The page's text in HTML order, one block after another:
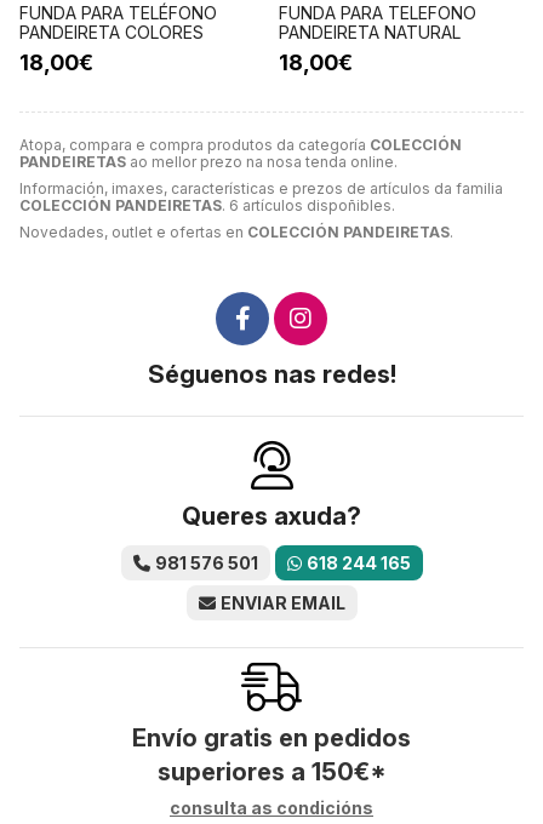
Atopa, compara e compra produtos da categoría COLECCIÓN
PANDEIRETAS ao mellor prezo na nosa tenda online.
Información, imaxes, características e prezos de artículos da familia
COLECCIÓN PANDEIRETAS. 6 artículos dispoñibles.
Novedades, outlet e ofertas en COLECCIÓN PANDEIRETAS.
FUNDA PARA TELÉFONO
PANDEIRETA COLORES
18,00€
FUNDA PARA TELEFONO
PANDEIRETA NATURAL
18,00€
Séguenos nas redes!
Queres axuda?
981 576 501
618 244 165
ENVIAR EMAIL
Envío gratis en pedidos
superiores a 150€*
consulta as condicións